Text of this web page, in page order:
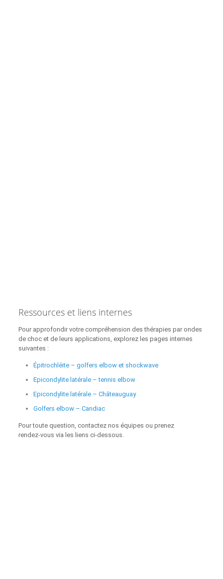
Ressources et liens internes
Pour approfondir votre compréhension des thérapies par ondes
de choc et de leurs applications, explorez les pages internes
suivantes :
Épitrochléite – golfers elbow et shockwave
Epicondylite latérale – tennis elbow
Epicondylite latérale – Châteauguay
Golfers elbow – Candiac
Pour toute question, contactez nos équipes ou prenez
rendez‑vous via les liens ci‑dessous.